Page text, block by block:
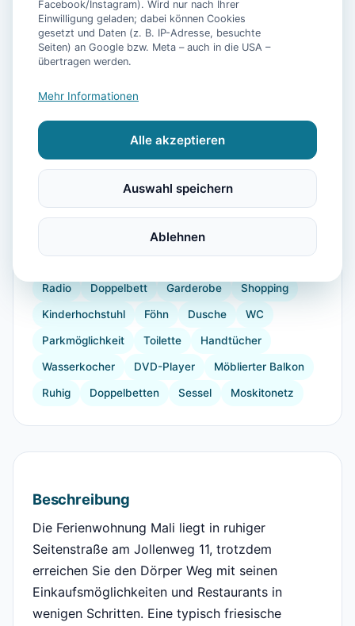
Ausstattung
Waschmaschine Küche
Kühlschrank Geschirrspüler Balkon
Kaffeemaschine
Radio Doppelbett Garderobe Shopping
Kinderhochstuhl Föhn Dusche WC
Parkmöglichkeit Toilette Handtücher
Wasserkocher DVD-Player Möblierter Balkon
Ruhig Doppelbetten Sessel Moskitonetz
Beschreibung
Die Ferienwohnung Mali liegt in ruhiger
Seitenstraße am Jollenweg 11, trotzdem
erreichen Sie den Dörper Weg mit seinen
Einkaufsmöglichkeiten und Restaurants in
wenigen Schritten. Eine typisch friesische
Facebook/Instagram). Wird nur nach Ihrer
Einwilligung geladen; dabei können Cookies
gesetzt und Daten (z. B. IP-Adresse, besuchte
Seiten) an Google bzw. Meta – auch in die USA –
übertragen werden.
Mehr Informationen
Alle akzeptieren
Auswahl speichern
Ablehnen